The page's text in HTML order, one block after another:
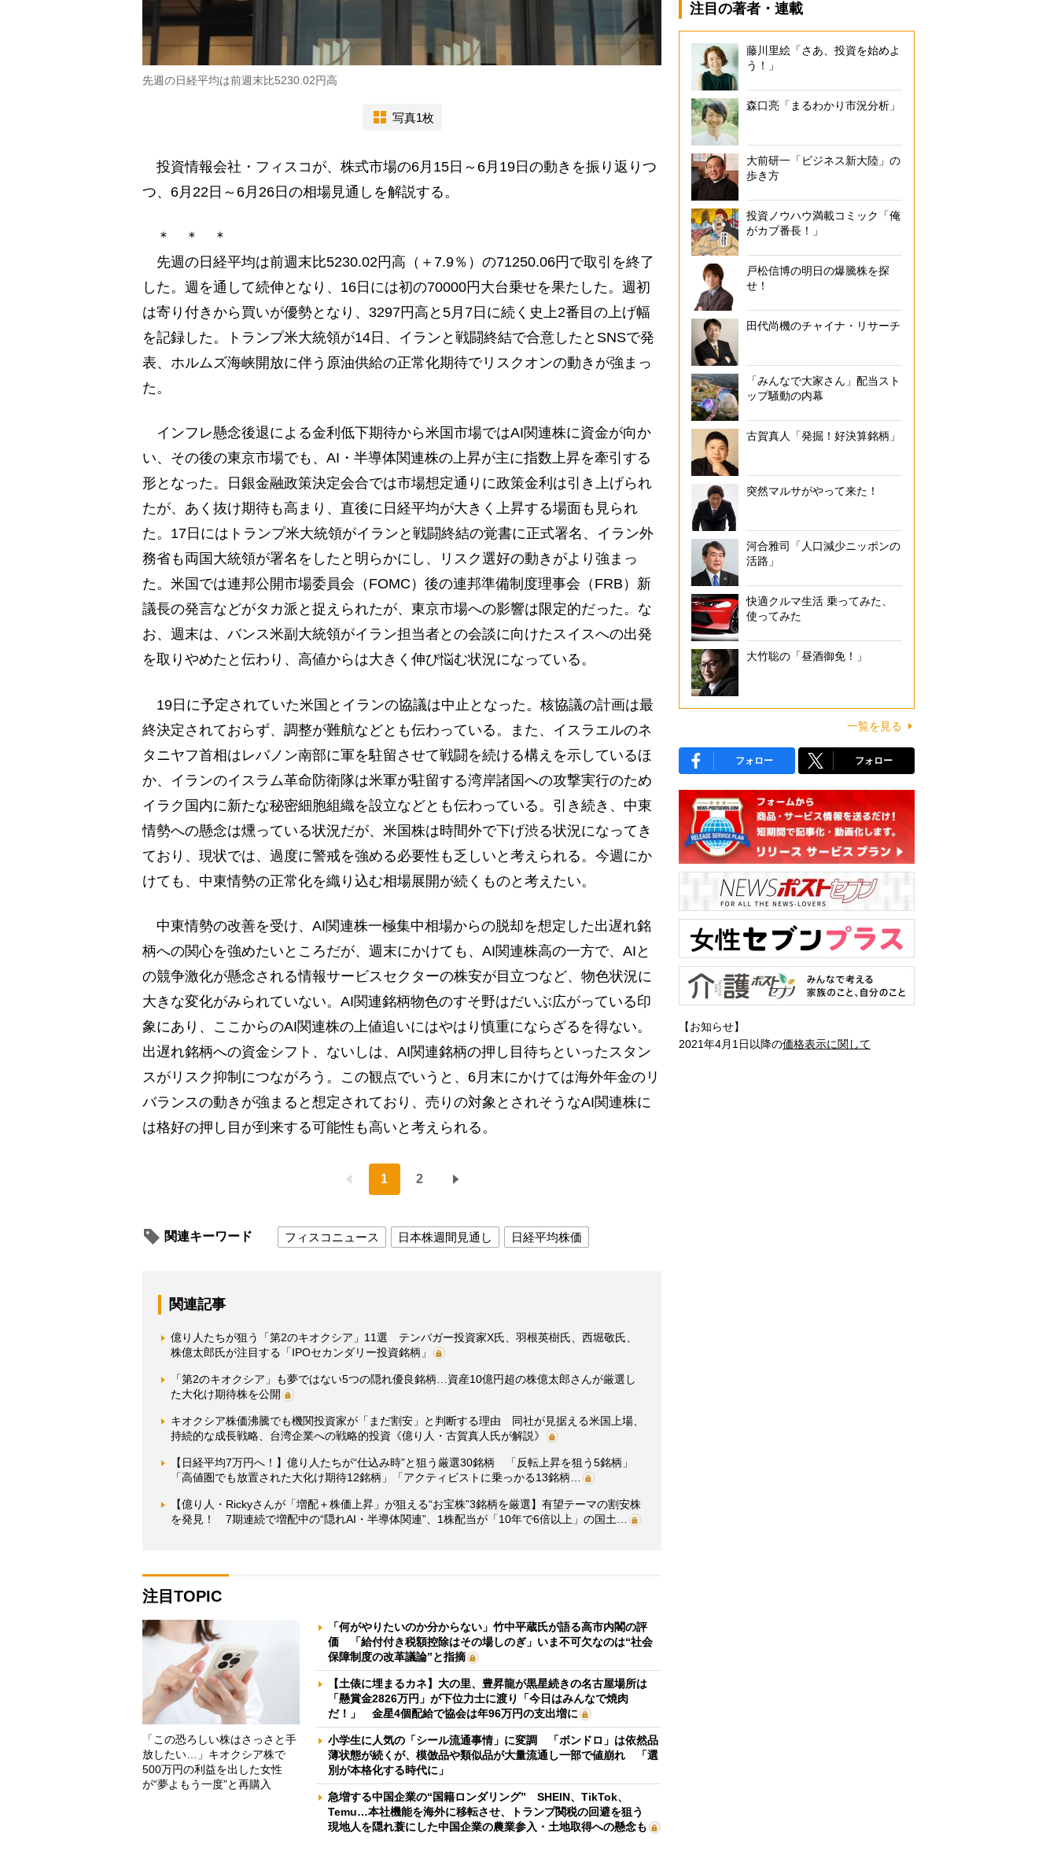
先週の日経平均は前週末比5230.02円高
写真1枚
投資情報会社・フィスコが、株式市場の6月15日～6月19日の動きを振り返りつ
つ、6月22日～6月26日の相場見通しを解説する。
＊ ＊ ＊
先週の日経平均は前週末比5230.02円高（＋7.9％）の71250.06円で取引を終了
した。週を通して続伸となり、16日には初の70000円大台乗せを果たした。週初
は寄り付きから買いが優勢となり、3297円高と5月7日に続く史上2番目の上げ幅
を記録した。トランプ米大統領が14日、イランと戦闘終結で合意したとSNSで発
表、ホルムズ海峡開放に伴う原油供給の正常化期待でリスクオンの動きが強まっ
た。
インフレ懸念後退による金利低下期待から米国市場ではAI関連株に資金が向か
い、その後の東京市場でも、AI・半導体関連株の上昇が主に指数上昇を牽引する
形となった。日銀金融政策決定会合では市場想定通りに政策金利は引き上げられ
たが、あく抜け期待も高まり、直後に日経平均が大きく上昇する場面も見られ
た。17日にはトランプ米大統領がイランと戦闘終結の覚書に正式署名、イラン外
務省も両国大統領が署名をしたと明らかにし、リスク選好の動きがより強まっ
た。米国では連邦公開市場委員会（FOMC）後の連邦準備制度理事会（FRB）新
議長の発言などがタカ派と捉えられたが、東京市場への影響は限定的だった。な
お、週末は、バンス米副大統領がイラン担当者との会談に向けたスイスへの出発
を取りやめたと伝わり、高値からは大きく伸び悩む状況になっている。
19日に予定されていた米国とイランの協議は中止となった。核協議の計画は最
終決定されておらず、調整が難航などとも伝わっている。また、イスラエルのネ
タニヤフ首相はレバノン南部に軍を駐留させて戦闘を続ける構えを示しているほ
か、イランのイスラム革命防衛隊は米軍が駐留する湾岸諸国への攻撃実行のため
イラク国内に新たな秘密細胞組織を設立などとも伝わっている。引き続き、中東
情勢への懸念は燻っている状況だが、米国株は時間外で下げ渋る状況になってき
ており、現状では、過度に警戒を強める必要性も乏しいと考えられる。今週にか
けても、中東情勢の正常化を織り込む相場展開が続くものと考えたい。
中東情勢の改善を受け、AI関連株一極集中相場からの脱却を想定した出遅れ銘
柄への関心を強めたいところだが、週末にかけても、AI関連株高の一方で、AIと
の競争激化が懸念される情報サービスセクターの株安が目立つなど、物色状況に
大きな変化がみられていない。AI関連銘柄物色のすそ野はだいぶ広がっている印
象にあり、ここからのAI関連株の上値追いにはやはり慎重にならざるを得ない。
出遅れ銘柄への資金シフト、ないしは、AI関連銘柄の押し目待ちといったスタン
スがリスク抑制につながろう。この観点でいうと、6月末にかけては海外年金のリ
バランスの動きが強まると想定されており、売りの対象とされそうなAI関連株に
は格好の押し目が到来する可能性も高いと考えられる。
1 2
関連キーワード フィスコニュース 日本株週間見通し 日経平均株価
関連記事
億り人たちが狙う「第2のキオクシア」11選 テンバガー投資家X氏、羽根英樹氏、西堀敬氏、
株億太郎氏が注目する「IPOセカンダリー投資銘柄」
「第2のキオクシア」も夢ではない5つの隠れ優良銘柄…資産10億円超の株億太郎さんが厳選し
た大化け期待株を公開
キオクシア株価沸騰でも機関投資家が「まだ割安」と判断する理由 同社が見据える米国上場、
持続的な成長戦略、台湾企業への戦略的投資《億り人・古賀真人氏が解説》
【日経平均7万円へ！】億り人たちが“仕込み時”と狙う厳選30銘柄 「反転上昇を狙う5銘柄」
「高値圏でも放置された大化け期待12銘柄」「アクティビストに乗っかる13銘柄…
【億り人・Rickyさんが「増配＋株価上昇」が狙える“お宝株”3銘柄を厳選】有望テーマの割安株
を発見！ 7期連続で増配中の“隠れAI・半導体関連”、1株配当が「10年で6倍以上」の国土…
注目TOPIC
「この恐ろしい株はさっさと手
放したい…」キオクシア株で
500万円の利益を出した女性
が“夢よもう一度”と再購入
「何がやりたいのか分からない」竹中平蔵氏が語る高市内閣の評
価 「給付付き税額控除はその場しのぎ」いま不可欠なのは“社会
保障制度の改革議論”と指摘
【土俵に埋まるカネ】大の里、豊昇龍が黒星続きの名古屋場所は
「懸賞金2826万円」が下位力士に渡り「今日はみんなで焼肉
だ！」 金星4個配給で協会は年96万円の支出増に
小学生に人気の「シール流通事情」に変調 「ボンドロ」は依然品
薄状態が続くが、模倣品や類似品が大量流通し一部で値崩れ 「選
別が本格化する時代に」
急増する中国企業の“国籍ロンダリング” SHEIN、TikTok、
Temu…本社機能を海外に移転させ、トランプ関税の回避を狙う
現地人を隠れ蓑にした中国企業の農業参入・土地取得への懸念も
注目の著者・連載
藤川里絵「さあ、投資を始めよ
う！」
森口亮「まるわかり市況分析」
大前研一「ビジネス新大陸」の
歩き方
投資ノウハウ満載コミック「俺
がカブ番長！」
戸松信博の明日の爆騰株を探
せ！
田代尚機のチャイナ・リサーチ
「みんなで大家さん」配当スト
ップ騒動の内幕
古賀真人「発掘！好決算銘柄」
突然マルサがやって来た！
河合雅司「人口減少ニッポンの
活路」
快適クルマ生活 乗ってみた、
使ってみた
大竹聡の「昼酒御免！」
一覧を見る
フォロー フォロー
【お知らせ】
2021年4月1日以降の価格表示に関して